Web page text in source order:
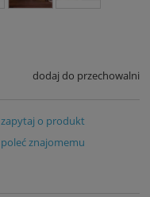
dodaj do przechowalni
zapytaj o produkt
poleć znajomemu